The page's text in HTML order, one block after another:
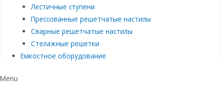
Лестичные ступени
Прессованные решетчатые настилы
Сварные решетчатые настилы
Стелажные решетки
Емкостное оборудование
Menu